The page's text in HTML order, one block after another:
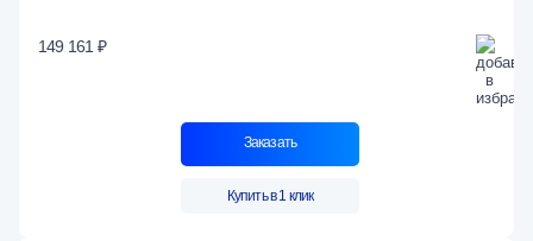
149 161 ₽
Заказать
Купить в 1 клик